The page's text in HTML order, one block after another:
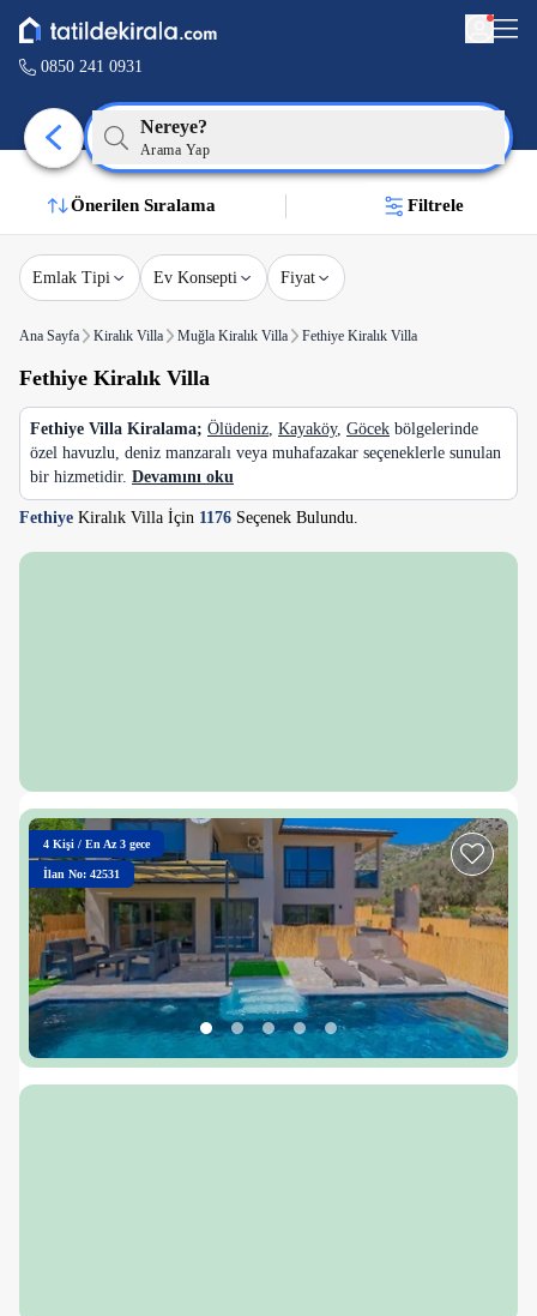
0850 241 0931
Nereye?
Arama Yap
Önerilen Sıralama Filtrele
Emlak Tipi Ev Konsepti Fiyat
Ana Sayfa Kiralık Villa Muğla Kiralık Villa Fethiye Kiralık Villa
Fethiye Kiralık Villa
Fethiye Villa Kiralama; Ölüdeniz, Kayaköy, Göcek bölgelerinde
özel havuzlu, deniz manzaralı veya muhafazakar seçeneklerle sunulan
bir hizmetidir. Devamını oku
Fethiye Kiralık Villa İçin 1176 Seçenek Bulundu.
4 Kişi / En Az 3 gece
İlan No: 42531